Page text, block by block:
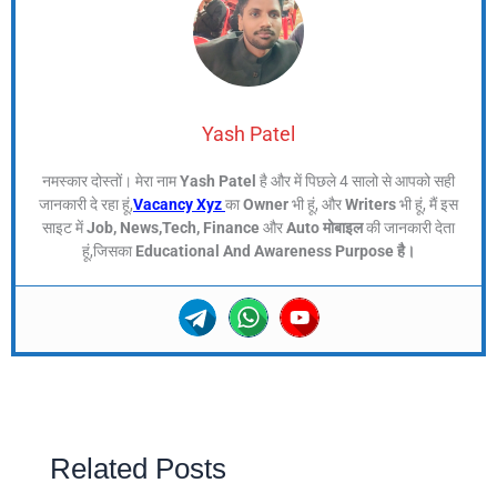
Yash Patel
नमस्कार दोस्तों। मेरा नामYash Patel है और में पिछले 4 सालो से आपको सही
जानकारी दे रहा हूं,Vacancy XyzकाOwnerभी हूं, औरWritersभी हूं, मैं इस
साइट मेंJob, News,Tech, FinanceऔरAuto मोबाइलकी जानकारी देता
हूं,जिसका Educational And Awareness Purpose है।
Related Posts